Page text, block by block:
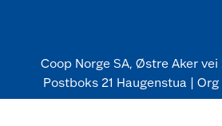
Coop Norge SA, Østre Aker
Postboks 21 Haugenstua |